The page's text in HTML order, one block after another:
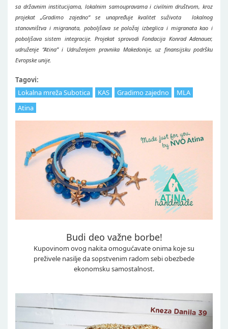
sa državnim institucijama, lokalnim samoupravama i civilnim društvom, kroz
projekat „Gradimo zajedno“ se unapređuje kvalitet suživota lokalnog
stanovništva i migranata, poboljšava se položaj izbeglica i migranata kao i
poboljšava sistem integracije. Projekat sprovodi Fondacija Konrad Adenauer,
udruženje “Atina” i Udruženjem pravnika Makedonije, uz finansijsku podršku
Evropske unije.
Tagovi:
Lokalna mreža Subotica
KAS Gradimo zajedno
MLA
Atina
Budi deo važne borbe!
Kupovinom ovog nakita omogućavate onima koje su
preživele nasilje da sopstvenim radom sebi obezbede
ekonomsku samostalnost.